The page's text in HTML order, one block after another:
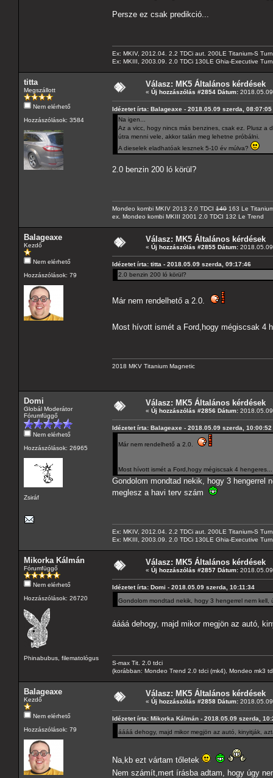
Persze ez csak predikció...
Ex: MKIV, 2012.04. 2.2 TDCi aut. 200LE Titanium-S
Ex: MKIII, 2003.09. 2.0 TDCi 130LE Ghia-Executive
titta
Megszállott
Nem elérhető
Hozzászólások: 3584
Válasz: MK5 Általános kérdések
« Új hozzászólás #2854 Dátum:
Idézetet írta: Balageaxe - 2018.05.09 szerda, 08:07:05
Na igen...
Az a vicc, hogy nincs más benzines, csak ez. Plusz a
útra menni vele, akkor talán meg lehetne próbálni.
A dieselek eladhatóak lesznek 5-10 év múlva?
2.0 benzin 200 ló körül?
Mondeo kombi MKIV 2013 2.0 TDCI 140 163 Le
ex. Mondeo kombi MKIII 2001 2.0 TDCI 132 Le Trend
Balageaxe
Kezdő
Nem elérhető
Hozzászólások: 79
Válasz: MK5 Általános kérdések
« Új hozzászólás #2855 Dátum:
Idézetet írta: titta - 2018.05.09 szerda, 09:17:46
2.0 benzin 200 ló körül?
Már nem rendelhető a 2.0.
Most hívott ismét a Ford,hogy mégiscsak 4
2018 MKV Titanium Magnetic
Domi
Globál Moderátor
Fórumfüggő
Nem elérhető
Hozzászólások: 26965
Zsiráf
Válasz: MK5 Általános kérdések
« Új hozzászólás #2856 Dátum:
Idézetet írta: Balageaxe - 2018.05.09 szerda, 10:00:52
Már nem rendelhető a 2.0.
Most hívott ismét a Ford,hogy mégiscsak 4
Gondolom mondtad nekik, hogy 3 hengerrel
meglesz a havi terv szám
Ex: MKIV, 2012.04. 2.2 TDCi aut. 200LE Titanium-S
Ex: MKIII, 2003.09. 2.0 TDCi 130LE Ghia-Executive
Mikorka Kálmán
Fórumfüggő
Nem elérhető
Hozzászólások: 26720
Phinabubus, filematológus
Válasz: MK5 Általános kérdések
« Új hozzászólás #2857 Dátum:
Idézetet írta: Domi - 2018.05.09 szerda, 10:11:34
Gondolom mondtad nekik, hogy 3 hengerrel nem
áááá dehogy, majd mikor megjön az autó,
S-max Tit. 2.0 tdci
(korábban: Mondeo Trend 2.0 tdci (mk4), Mondeo mk3
Balageaxe
Kezdő
Nem elérhető
Hozzászólások: 79
Válasz: MK5 Általános kérdések
« Új hozzászólás #2858 Dátum:
Idézetet írta: Mikorka Kálmán - 2018.05.09 szerda,
áááá dehogy, majd mikor megjön az autó, kinyitják,
Na,kb ezt vártam tőletek
Nem számít,mert írásba adtam, hogy úgy